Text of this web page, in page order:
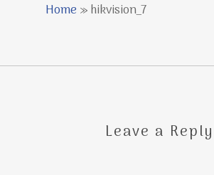
Home »hikvision_7
Leave a Reply